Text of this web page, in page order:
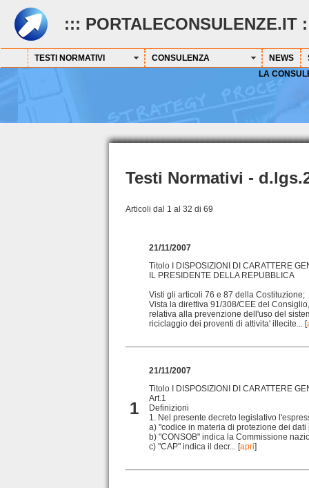
::: PORTALECONSULENZE.IT
TESTI NORMATIVI CONSULENZA NEWS
LA
Testi Normativi -
Articoli dal 1 al 32 di 69
21/11/2007
Titolo I DISPOSIZIONI DI CARATTERE
IL PRESIDENTE DELLA REPUBBLICA
Visti gli articoli 76 e 87 della Costituzione;
Vista la direttiva 91/308/CEE del
relativa alla prevenzione dell'uso del
riciclaggio dei proventi di attivita' illecite... [
1
21/11/2007
Titolo I DISPOSIZIONI DI CARATTERE
Art.1
Definizioni
1. Nel presente decreto legislativo
a) "codice in materia di protezione dei
b) "CONSOB" indica la Commissione
c) "CAP" indica il decr... [apri]